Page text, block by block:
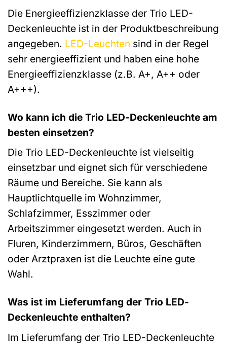
Die Energieeffizienzklasse der Trio LED-
Deckenleuchte ist in der Produktbeschreibung
angegeben. LED-Leuchten sind in der Regel
sehr energieeffizient und haben eine hohe
Energieeffizienzklasse (z.B. A+, A++ oder
A+++).
Wo kann ich die Trio LED-Deckenleuchte am
besten einsetzen?
Die Trio LED-Deckenleuchte ist vielseitig
einsetzbar und eignet sich für verschiedene
Räume und Bereiche. Sie kann als
Hauptlichtquelle im Wohnzimmer,
Schlafzimmer, Esszimmer oder
Arbeitszimmer eingesetzt werden. Auch in
Fluren, Kinderzimmern, Büros, Geschäften
oder Arztpraxen ist die Leuchte eine gute
Wahl.
Was ist im Lieferumfang der Trio LED-
Deckenleuchte enthalten?
Im Lieferumfang der Trio LED-Deckenleuchte